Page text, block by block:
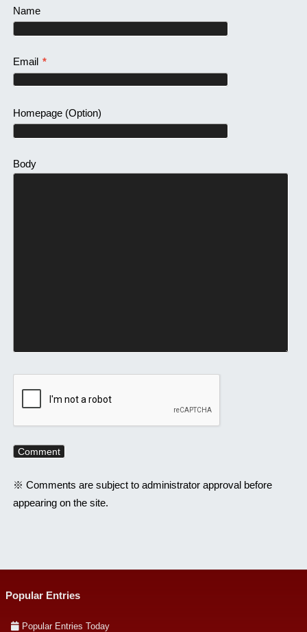
Name
Email *
Homepage(Option)
Body
※ Comments are subject to administrator approval before
appearing on the site.
Popular Entries
Popular Entries Today